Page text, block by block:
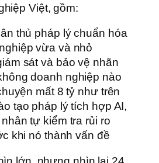
Việt, gồm:
thủ pháp lý chuẩn hóa
vừa và nhỏ
sát và bảo vệ nhãn
doanh nghiệp nào
mất 8 tỷ như trên
tạo pháp lý tích hợp AI,
tự kiểm tra rủi ro
khi nó thành vấn đề